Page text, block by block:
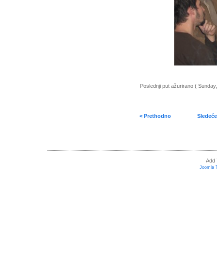
Poslednji put ažurirano (
< Prethodno
Add
Joomla